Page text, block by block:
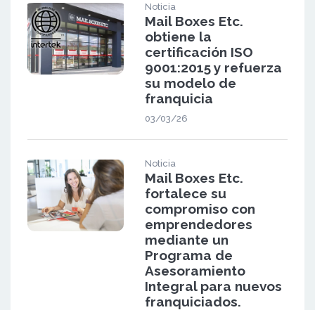
Noticia
Mail Boxes Etc.
obtiene la
certificación ISO
9001:2015 y refuerza
su modelo de
franquicia
03/03/26
Noticia
Mail Boxes Etc.
fortalece su
compromiso con
emprendedores
mediante un
Programa de
Asesoramiento
Integral para nuevos
franquiciados.